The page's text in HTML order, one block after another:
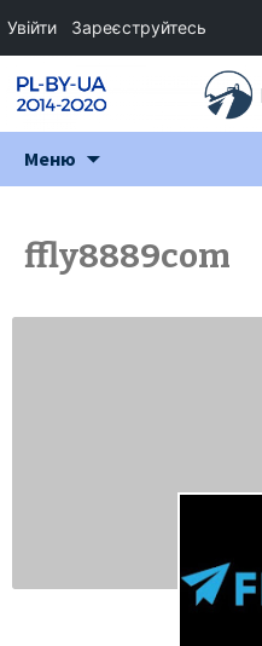
Меню
ffly8889com
Увійти Зареєструйтесь